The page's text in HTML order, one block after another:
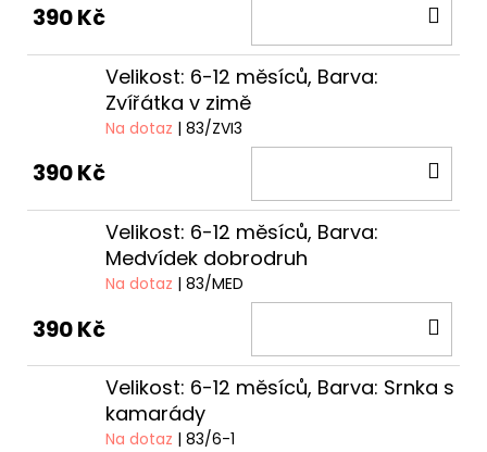
390 Kč
Velikost: 6-12 měsíců, Barva:
Zvířátka v zimě
Na dotaz | 83/ZVI3
390 Kč
Velikost: 6-12 měsíců, Barva:
Medvídek dobrodruh
Na dotaz | 83/MED
390 Kč
Velikost: 6-12 měsíců, Barva: Srnka s
kamarády
Na dotaz | 83/6-1